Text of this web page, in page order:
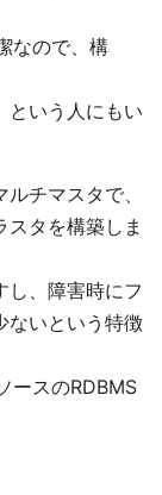
なので、構
という人にもい
チマスタで、
スタを構築しま
し、障害時にフ
ないという特徴
ースのRDBMS